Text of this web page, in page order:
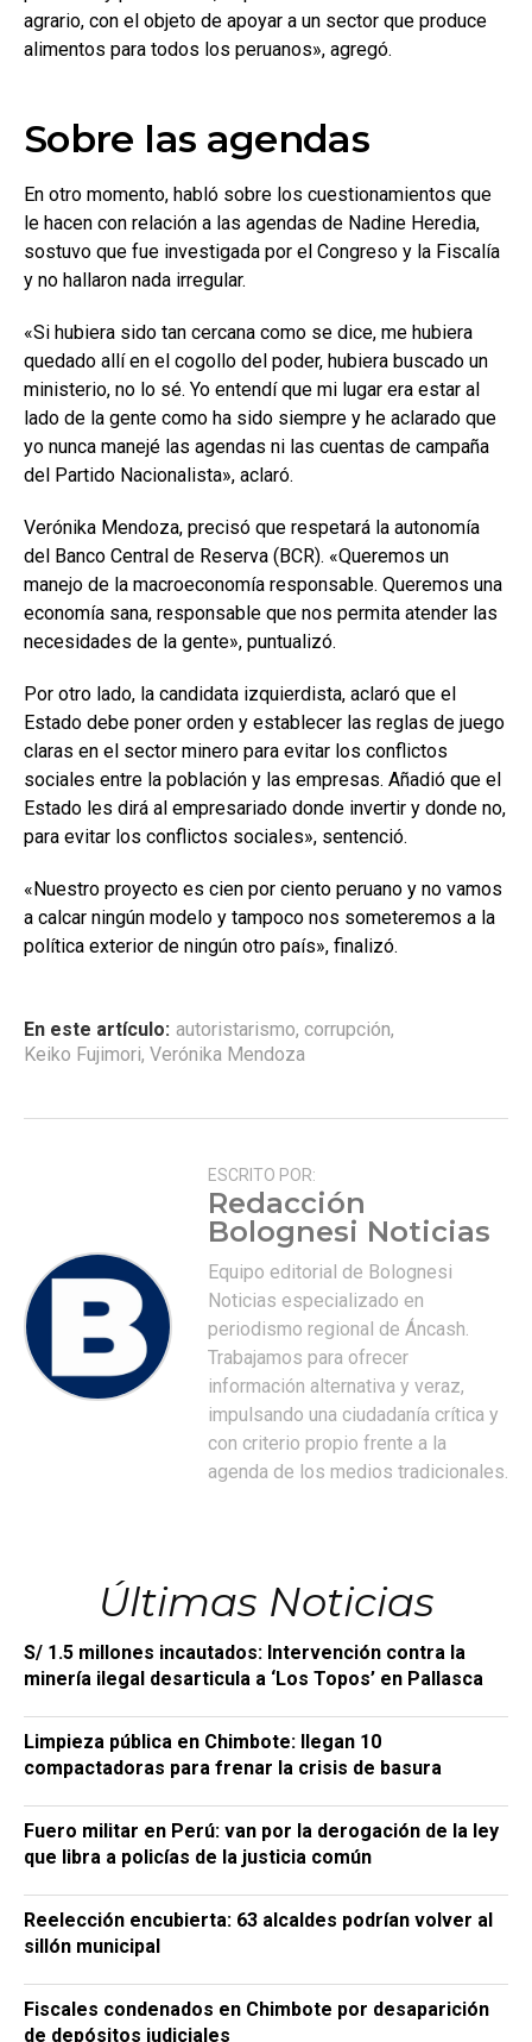
agrario, con el objeto de apoyar a un sector que produce
alimentos para todos los peruanos», agregó.
Sobre las agendas
En otro momento, habló sobre los cuestionamientos que
le hacen con relación a las agendas de Nadine Heredia,
sostuvo que fue investigada por el Congreso y la Fiscalía
y no hallaron nada irregular.
«Si hubiera sido tan cercana como se dice, me hubiera
quedado allí en el cogollo del poder, hubiera buscado un
ministerio, no lo sé. Yo entendí que mi lugar era estar al
lado de la gente como ha sido siempre y he aclarado que
yo nunca manejé las agendas ni las cuentas de campaña
del Partido Nacionalista», aclaró.
Verónika Mendoza, precisó que respetará la autonomía
del Banco Central de Reserva (BCR). «Queremos un
manejo de la macroeconomía responsable. Queremos una
economía sana, responsable que nos permita atender las
necesidades de la gente», puntualizó.
Por otro lado, la candidata izquierdista, aclaró que el
Estado debe poner orden y establecer las reglas de juego
claras en el sector minero para evitar los conflictos
sociales entre la población y las empresas. Añadió que el
Estado les dirá al empresariado donde invertir y donde no,
para evitar los conflictos sociales», sentenció.
«Nuestro proyecto es cien por ciento peruano y no vamos
a calcar ningún modelo y tampoco nos someteremos a la
política exterior de ningún otro país», finalizó.
En este artículo: autoristarismo, corrupción,
Keiko Fujimori, Verónika Mendoza
ESCRITO POR:
Redacción
Bolognesi Noticias
Equipo editorial de Bolognesi
Noticias especializado en
periodismo regional de Áncash.
Trabajamos para ofrecer
información alternativa y veraz,
impulsando una ciudadanía crítica y
con criterio propio frente a la
agenda de los medios tradicionales.
Últimas Noticias
S/ 1.5 millones incautados: Intervención contra la
minería ilegal desarticula a ‘Los Topos’ en Pallasca
Limpieza pública en Chimbote: llegan 10
compactadoras para frenar la crisis de basura
Fuero militar en Perú: van por la derogación de la ley
que libra a policías de la justicia común
Reelección encubierta: 63 alcaldes podrían volver al
sillón municipal
Fiscales condenados en Chimbote por desaparición
de depósitos judiciales